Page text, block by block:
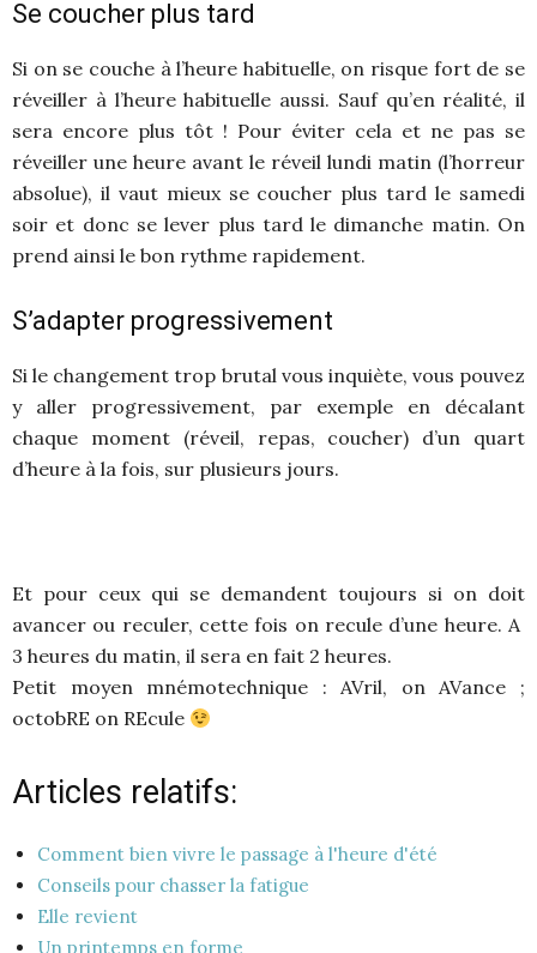
Se coucher plus tard
Si on se couche à l’heure habituelle, on risque fort de se
réveiller à l’heure habituelle aussi. Sauf qu’en réalité, il
sera encore plus tôt ! Pour éviter cela et ne pas se
réveiller une heure avant le réveil lundi matin (l’horreur
absolue), il vaut mieux se coucher plus tard le samedi
soir et donc se lever plus tard le dimanche matin. On
prend ainsi le bon rythme rapidement.
S’adapter progressivement
Si le changement trop brutal vous inquiète, vous pouvez
y aller progressivement, par exemple en décalant
chaque moment (réveil, repas, coucher) d’un quart
d’heure à la fois, sur plusieurs jours.
Et pour ceux qui se demandent toujours si on doit
avancer ou reculer, cette fois on recule d’une heure. A
3 heures du matin, il sera en fait 2 heures.
Petit moyen mnémotechnique : AVril, on AVance ;
octobRE on REcule
Articles relatifs:
Comment bien vivre le passage à l'heure d'été
Conseils pour chasser la fatigue
Elle revient
Un printemps en forme